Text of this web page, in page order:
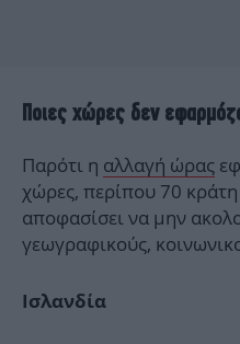
Ποιες χώρες δεν
Παρότι η αλλαγή ώρας
χώρες, περίπου 70
αποφασίσει να μην
γεωγραφικούς,
Ισλανδία